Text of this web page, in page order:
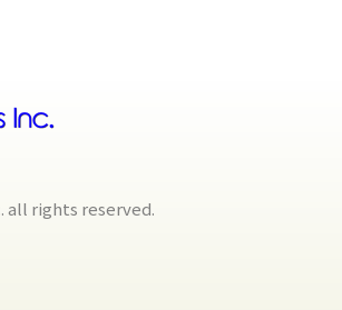
all rights reserved.